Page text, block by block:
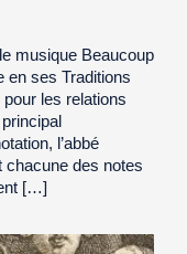
musique Beaucoup
en ses Traditions
les relations
l’abbé
chacune des notes
[…]